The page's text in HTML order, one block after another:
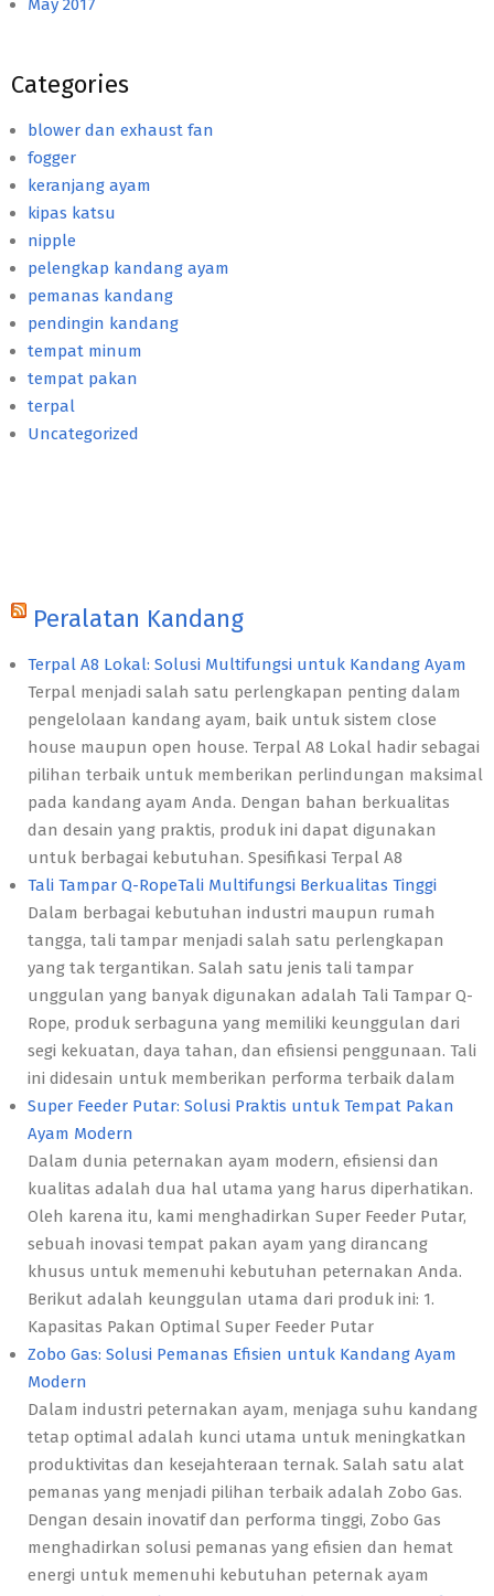
May 2017
Categories
blower dan exhaust fan
fogger
keranjang ayam
kipas katsu
nipple
pelengkap kandang ayam
pemanas kandang
pendingin kandang
tempat minum
tempat pakan
terpal
Uncategorized
Peralatan Kandang
Terpal A8 Lokal: Solusi Multifungsi untuk Kandang Ayam
Terpal menjadi salah satu perlengkapan penting dalam
pengelolaan kandang ayam, baik untuk sistem close
house maupun open house. Terpal A8 Lokal hadir sebagai
pilihan terbaik untuk memberikan perlindungan maksimal
pada kandang ayam Anda. Dengan bahan berkualitas
dan desain yang praktis, produk ini dapat digunakan
untuk berbagai kebutuhan. Spesifikasi Terpal A8
Tali Tampar Q-RopeTali Multifungsi Berkualitas Tinggi
Dalam berbagai kebutuhan industri maupun rumah
tangga, tali tampar menjadi salah satu perlengkapan
yang tak tergantikan. Salah satu jenis tali tampar
unggulan yang banyak digunakan adalah Tali Tampar Q-
Rope, produk serbaguna yang memiliki keunggulan dari
segi kekuatan, daya tahan, dan efisiensi penggunaan. Tali
ini didesain untuk memberikan performa terbaik dalam
Super Feeder Putar: Solusi Praktis untuk Tempat Pakan
Ayam Modern
Dalam dunia peternakan ayam modern, efisiensi dan
kualitas adalah dua hal utama yang harus diperhatikan.
Oleh karena itu, kami menghadirkan Super Feeder Putar,
sebuah inovasi tempat pakan ayam yang dirancang
khusus untuk memenuhi kebutuhan peternakan Anda.
Berikut adalah keunggulan utama dari produk ini: 1.
Kapasitas Pakan Optimal Super Feeder Putar
Zobo Gas: Solusi Pemanas Efisien untuk Kandang Ayam
Modern
Dalam industri peternakan ayam, menjaga suhu kandang
tetap optimal adalah kunci utama untuk meningkatkan
produktivitas dan kesejahteraan ternak. Salah satu alat
pemanas yang menjadi pilihan terbaik adalah Zobo Gas.
Dengan desain inovatif dan performa tinggi, Zobo Gas
menghadirkan solusi pemanas yang efisien dan hemat
energi untuk memenuhi kebutuhan peternak ayam